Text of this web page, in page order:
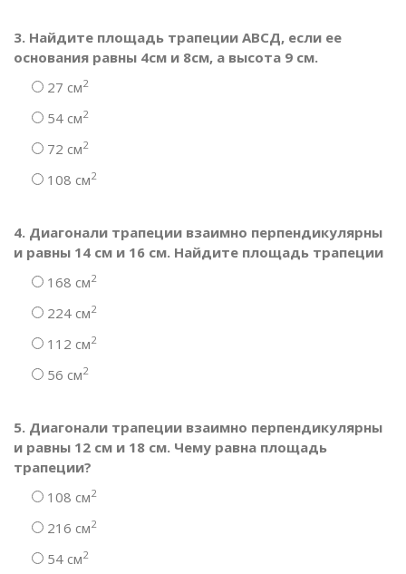
3. Найдите площадь трапеции АВСД, если ее
основания равны 4см и 8см, а высота 9 см.
27 см2
54 см2
72 см2
108 см2
4. Диагонали трапеции взаимно перпендикулярны
и равны 14 см и 16 см. Найдите площадь трапеции
168 см2
224 см2
112 см2
56 см2
5. Диагонали трапеции взаимно перпендикулярны
и равны 12 см и 18 см. Чему равна площадь
трапеции?
108 см2
216 см2
54 см2